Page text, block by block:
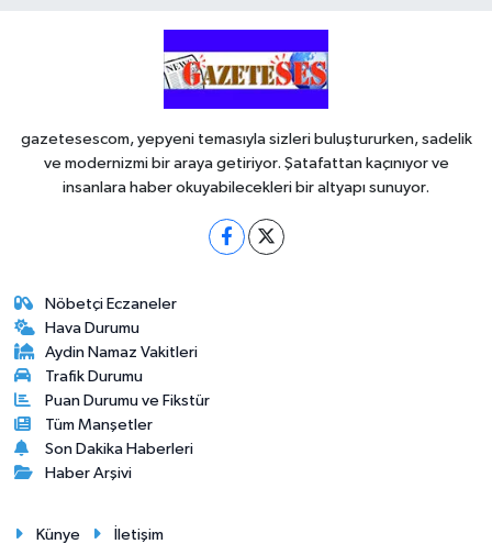
gazetesescom, yepyeni temasıyla sizleri buluştururken, sadelik
ve modernizmi bir araya getiriyor. Şatafattan kaçınıyor ve
insanlara haber okuyabilecekleri bir altyapı sunuyor.
Nöbetçi Eczaneler
Hava Durumu
Aydin Namaz Vakitleri
Trafik Durumu
Puan Durumu ve Fikstür
Tüm Manşetler
Son Dakika Haberleri
Haber Arşivi
Künye İletişim